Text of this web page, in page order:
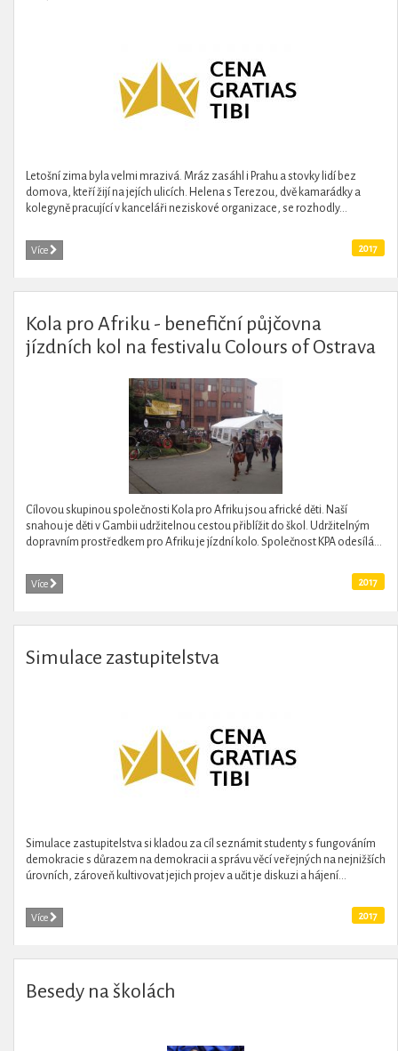
Letošní zima byla velmi mrazivá. Mráz zasáhl i Prahu a stovky lidí bez
domova, kteří žijí na jejích ulicích. Helena s Terezou, dvě kamarádky a
kolegyně pracující v kanceláři neziskové organizace, se rozhodly...
Více 2017
Kola pro Afriku - benefiční půjčovna
jízdních kol na festivalu Colours of Ostrava
Cílovou skupinou společnosti Kola pro Afriku jsou africké děti. Naší
snahou je děti v Gambii udržitelnou cestou přiblížit do škol. Udržitelným
dopravním prostředkem pro Afriku je jízdní kolo. Společnost KPA odesílá...
Více 2017
Simulace zastupitelstva
Simulace zastupitelstva si kladou za cíl seznámit studenty s fungováním
demokracie s důrazem na demokracii a správu věcí veřejných na nejnižších
úrovních, zároveň kultivovat jejich projev a učit je diskuzi a hájení...
Více 2017
Besedy na školách